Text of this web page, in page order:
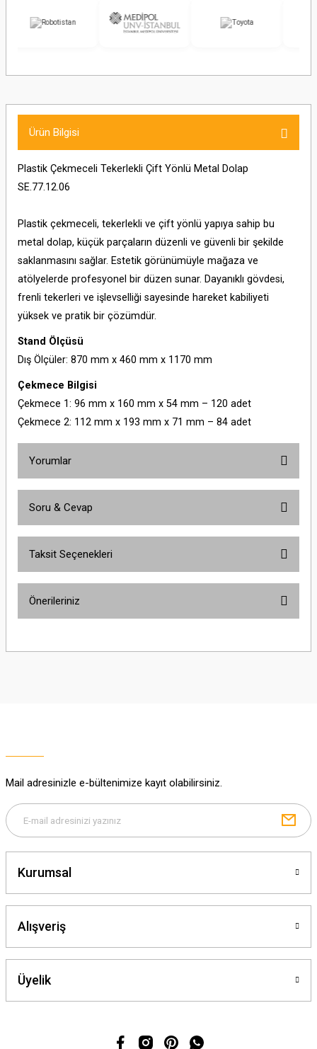
Ürün Bilgisi
Plastik Çekmeceli Tekerlekli Çift Yönlü Metal Dolap
SE.77.12.06
Plastik çekmeceli, tekerlekli ve çift yönlü yapıya sahip bu
metal dolap, küçük parçaların düzenli ve güvenli bir şekilde
saklanmasını sağlar. Estetik görünümüyle mağaza ve
atölyelerde profesyonel bir düzen sunar. Dayanıklı gövdesi,
frenli tekerleri ve işlevselliği sayesinde hareket kabiliyeti
yüksek ve pratik bir çözümdür.
Stand Ölçüsü
Dış Ölçüler: 870 mm x 460 mm x 1170 mm
Çekmece Bilgisi
Çekmece 1: 96 mm x 160 mm x 54 mm – 120 adet
Çekmece 2: 112 mm x 193 mm x 71 mm – 84 adet
Yorumlar
Soru & Cevap
Taksit Seçenekleri
Önerileriniz
yetersiz gördüğünüz noktaları öneri formunu kullanarak tarafımıza
Bu ürüne benzer farklı alternatifler olmalı.
Mail adresinizle e-bültenimize kayıt olabilirsiniz.
Kurumsal
Alışveriş
Üyelik